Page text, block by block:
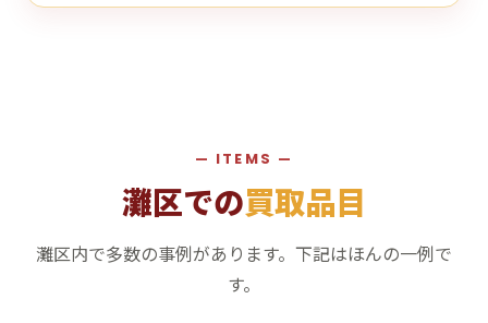
— ITEMS —
灘区での買取品目
灘区内で多数の事例があります。下記はほんの一例で
す。